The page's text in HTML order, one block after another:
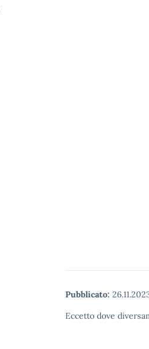
Pubblicato:
Eccetto dove